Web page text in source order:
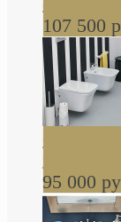
107 500
95 000